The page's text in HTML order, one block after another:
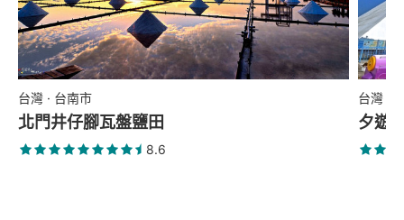
台灣 · 台南市
北門井仔腳瓦盤鹽田
8.6
台灣 ·
夕遊-